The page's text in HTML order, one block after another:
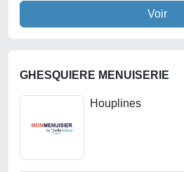
Voir
GHESQUIERE MENUISERIE
Houplines